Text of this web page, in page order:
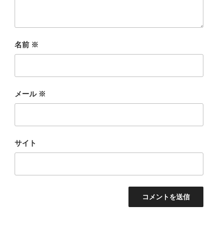
名前 ※
メール ※
サイト